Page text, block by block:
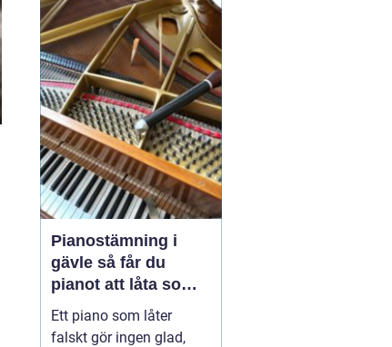
möjligheterna ökar.
Samtidigt växer kraven
på ...
Pianostämning i
gävle så får du
pianot att låta som
det ska
Ett piano som låter
falskt gör ingen glad,